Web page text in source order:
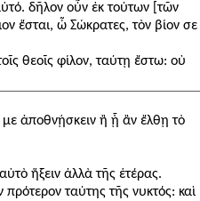
δῆλον οὖν ἐκ τούτων [τῶν
ἔσται, ὦ Σώκρατες, τὸν βίον σε
θεοῖς φίλον, ταύτῃ ἔστω: οὐ
ἀποθνῄσκειν ἢ ᾗ ἂν ἔλθῃ τὸ
ἥξειν ἀλλὰ τῆς ἑτέρας.
πρότερον ταύτης τῆς νυκτός: καὶ